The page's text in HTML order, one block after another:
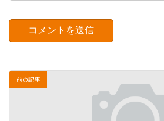
前の記事